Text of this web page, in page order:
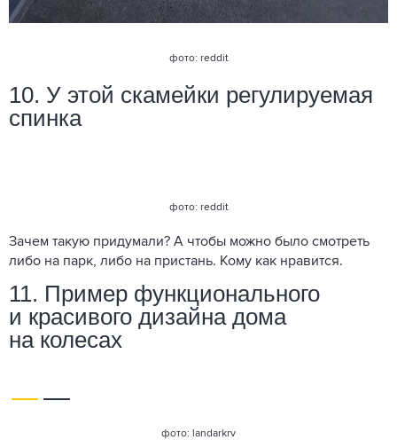
фото: reddit
10. У этой скамейки регулируемая
спинка
фото: reddit
Зачем такую придумали? А чтобы можно было смотреть
либо на парк, либо на пристань. Кому как нравится.
11. Пример функционального
и красивого дизайна дома
на колесах
фото: landarkrv